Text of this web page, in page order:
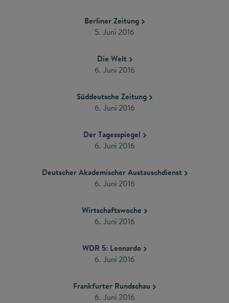
Berliner Zeitung
5. Juni 2016
Die Welt
6. Juni 2016
Süddeutsche Zeitung
​6. Juni 2016
Der Tagesspiegel
​6. Juni 2016
Deutscher Akademischer Austauschdienst
​6. Juni 2016
Wirtschaftswoche
​6. Juni 2016
WDR 5: Leonardo
6. Juni 2016
Frankfurter Rundschau
​6. Juni 2016